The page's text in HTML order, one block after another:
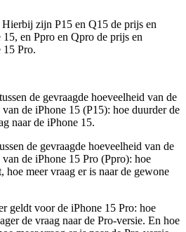
zijn P15 en Q15 de prijs en
en Ppro en Qpro de prijs en
15 Pro.
de gevraagde hoeveelheid van de
de iPhone 15 (P15): hoe duurder de
naar de iPhone 15.
de gevraagde hoeveelheid van de
de iPhone 15 Pro (Ppro): hoe
hoe meer vraag er is naar de gewone
geldt voor de iPhone 15 Pro: hoe
de vraag naar de Pro-versie. En hoe